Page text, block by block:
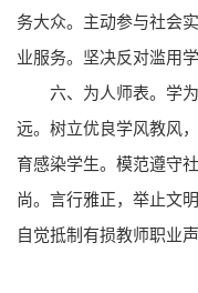
务大众。主动参与社会
业服务。坚决反对滥用
六、为人师表。学为
远。树立优良学风教风
育感染学生。模范遵守
尚。言行雅正，举止文
自觉抵制有损教师职业